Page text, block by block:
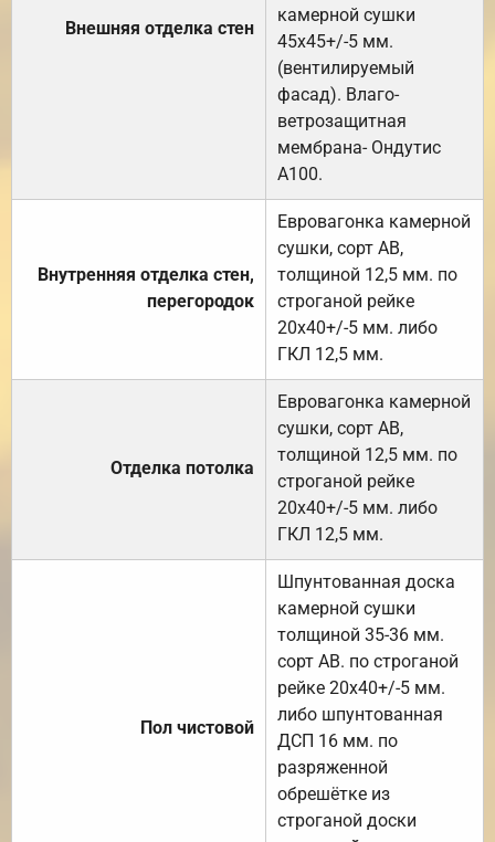
Внешняя отделка стен
камерной сушки
45х45+/-5 мм.
(вентилируемый
фасад). Влаго-
ветрозащитная
мембрана- Ондутис
А100.
Внутренняя отделка стен,
перегородок
Евровагонка камерной
сушки, сорт АВ,
толщиной 12,5 мм. по
строганой рейке
20х40+/-5 мм. либо
ГКЛ 12,5 мм.
Отделка потолка
Евровагонка камерной
сушки, сорт АВ,
толщиной 12,5 мм. по
строганой рейке
20х40+/-5 мм. либо
ГКЛ 12,5 мм.
Пол чистовой
Шпунтованная доска
камерной сушки
толщиной 35-36 мм.
сорт АВ. по строганой
рейке 20х40+/-5 мм.
либо шпунтованная
ДСП 16 мм. по
разряженной
обрешётке из
строганой доски